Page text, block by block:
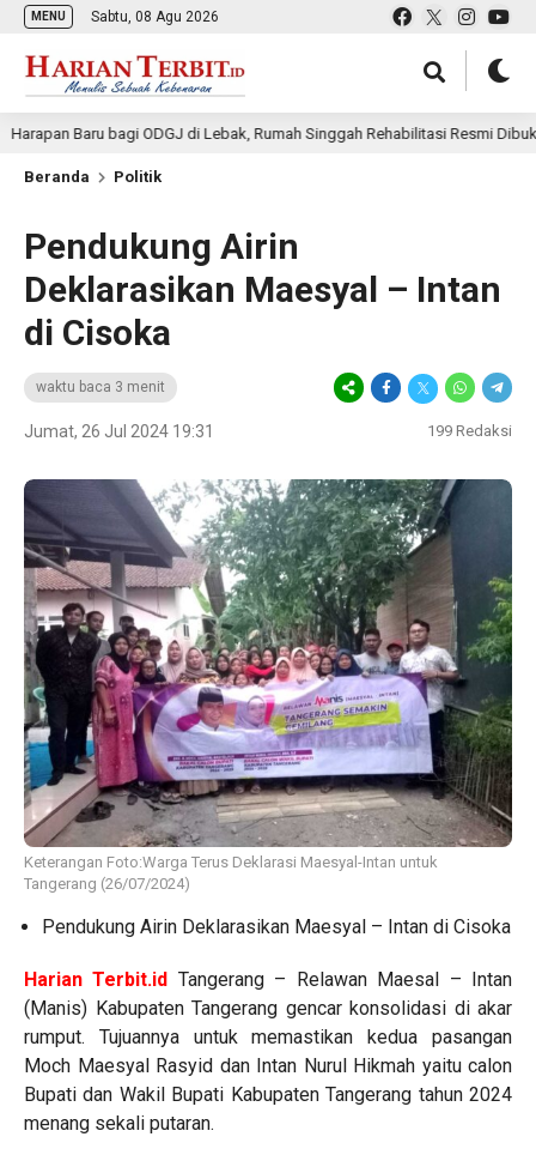
MENU Sabtu, 08 Agu 2026
bagi ODGJ di Lebak, Rumah Singgah Rehabilitasi Resmi Dibuka
Beranda Politik
Pendukung Airin
Deklarasikan Maesyal – Intan
di Cisoka
waktu baca 3 menit
Jumat, 26 Jul 2024 19:31 199 Redaksi
Keterangan Foto:Warga Terus Deklarasi Maesyal-Intan untuk
Tangerang (26/07/2024)
Pendukung Airin Deklarasikan Maesyal – Intan di Cisoka
Harian Terbit.id Tangerang – Relawan Maesal – Intan
(Manis) Kabupaten Tangerang gencar konsolidasi di akar
rumput. Tujuannya untuk memastikan kedua pasangan
Moch Maesyal Rasyid dan Intan Nurul Hikmah yaitu calon
Bupati dan Wakil Bupati Kabupaten Tangerang tahun 2024
menang sekali putaran.